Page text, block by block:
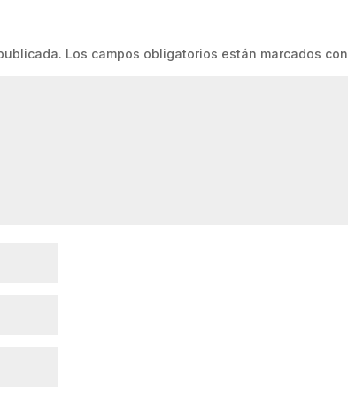
Los campos obligatorios están marcados con